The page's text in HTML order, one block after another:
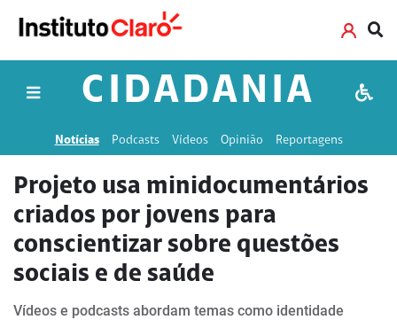
CIDADANIA
Notícias Podcasts Vídeos Opinião Reportagens
Projeto usa minidocumentários
criados por jovens para
conscientizar sobre questões
sociais e de saúde
Vídeos e podcasts abordam temas como identidade